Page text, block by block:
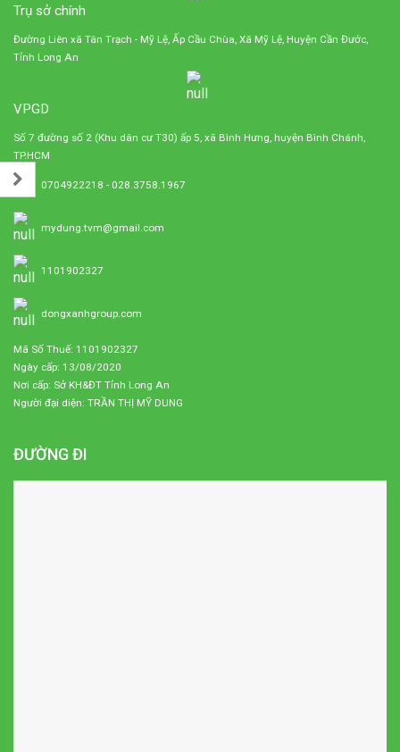
Trụ sở chính
Đường Liên xã Tân Trạch - Mỹ Lệ, Ấp Cầu Chùa, Xã Mỹ Lệ, Huyện Cần Đước,
Tỉnh Long An
VPGD
Số 7 đường số 2 (Khu dân cư T30) ấp 5, xã Bình Hưng, huyện Bình Chánh,
TP.HCM
0704922218 - 028.3758.1967
mydung.tvm@gmail.com
1101902327
dongxanhgroup.com
Mã Số Thuế: 1101902327
Ngày cấp: 13/08/2020
Nơi cấp: Sở KH&ĐT Tỉnh Long An
Người đại diện: TRẦN THỊ MỸ DUNG
ĐƯỜNG ĐI